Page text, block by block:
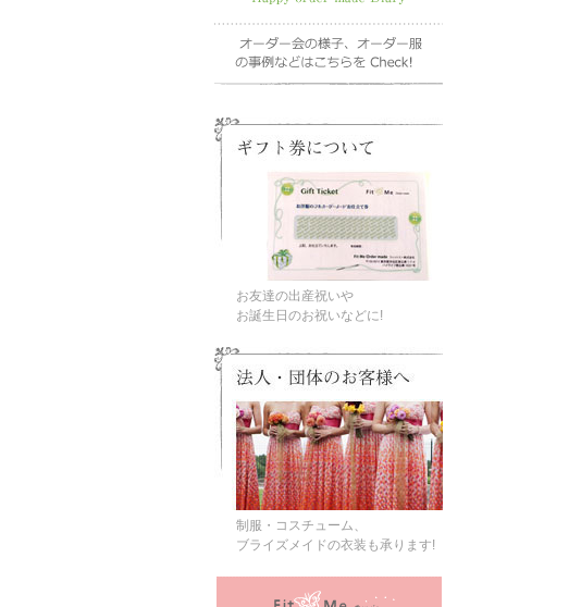
お友達の出産祝いや
お誕生日のお祝いなどに!
制服・コスチューム、
ブライズメイドの衣装も承ります!